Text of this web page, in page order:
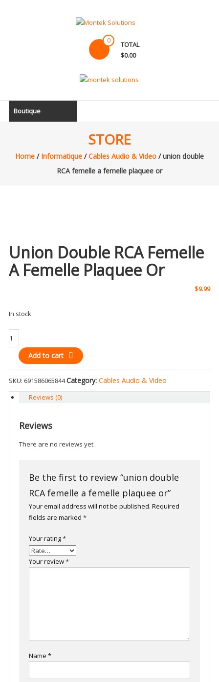
Ordinateur,
électronique
0 TOTAL
$0.00
Boutique
STORE
Home/ Informatique/Cables Audio & Video/ union double
RCA femelle a femelle plaquee or
Union Double RCA Femelle
A Femelle Plaquee Or
$9.99
In stock
union
double
RCA
femelle
a
femelle
plaquee
quantity
Add to cart
SKU: 691586065844Category: Cables Audio & Video
Reviews (0)
Reviews
There are no reviews yet.
Be the first to review “union double
RCA femelle a femelle plaquee or”
Your email address will not be published. Required
fields are marked *
Your rating*
Your review*
Name *